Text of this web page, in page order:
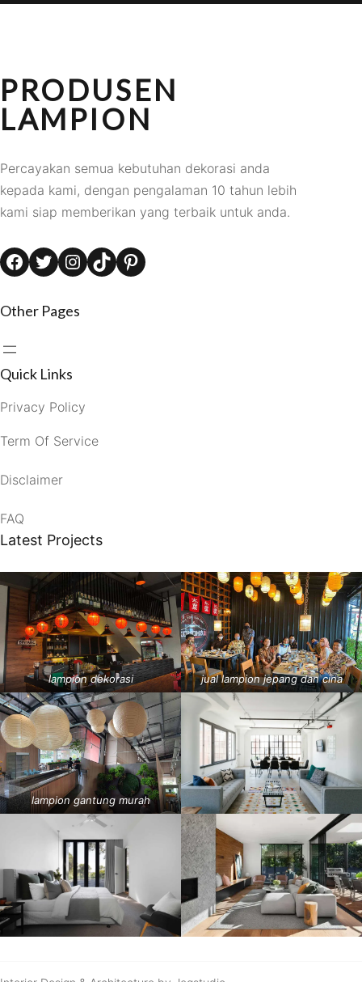
PRODUSEN
LAMPION
Percayakan semua kebutuhan dekorasi anda
kepada kami, dengan pengalaman 10 tahun lebih
kami siap memberikan yang terbaik untuk anda.
Facebook Twitter Instagram TikTok Pinterest
Other Pages
Quick Links
Privacy Policy
Term Of Service
Disclaimer
FAQ
Latest Projects
lampion dekorasi jual lampion jepang dan cina
lampion gantung murah